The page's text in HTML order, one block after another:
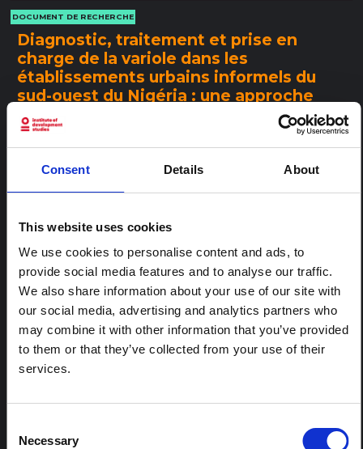
Consent Details About
This website uses cookies
We use cookies to personalise content and ads, to
provide social media features and to analyse our traffic.
We also share information about your use of our site with
our social media, advertising and analytics partners who
may combine it with other information that you’ve provided
to them or that they’ve collected from your use of their
services.
Selection
Necessary
DOCUMENT DE RECHERCHE
Diagnostic, traitement et prise en
charge de la variole dans les
établissements urbains informels du
sud-ouest du Nigéria : une approche
ethnographique
Cet article, basé sur une étude ethnographique dans le sud-
ouest du Nigeria, cherche à contribuer à une compréhension
de santé, mais aussi des facteurs géographiques,
économiques et socioculturels complexes qui déterminent
Santé publique BMC
POPULATIONS MARGINALISÉES
VARIOLE DU SINGE
MPOX
POLITIQUE
AFRIQUE DE L'OUEST ET CENTRALE
NIGERIA
HUB AFRIQUE DE L’OUEST
DOCUMENT DE RECHERCHE
Mpox et la communauté des hommes
ayant des rapports sexuels avec des
Perspectives exploratoires des HSH et
des personnes qui leur fournissent des